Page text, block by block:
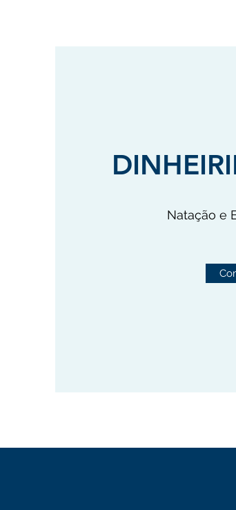
Natação e